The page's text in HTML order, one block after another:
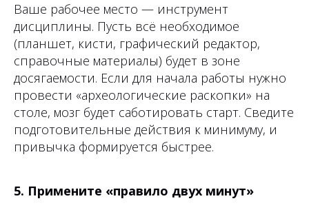
Ваше рабочее место — инструмент
дисциплины. Пусть всё необходимое
(планшет, кисти, графический редактор,
справочные материалы) будет в зоне
досягаемости. Если для начала работы нужно
провести «археологические раскопки» на
столе, мозг будет саботировать старт. Сведите
подготовительные действия к минимуму, и
привычка формируется быстрее.
5. Примените «правило двух минут»